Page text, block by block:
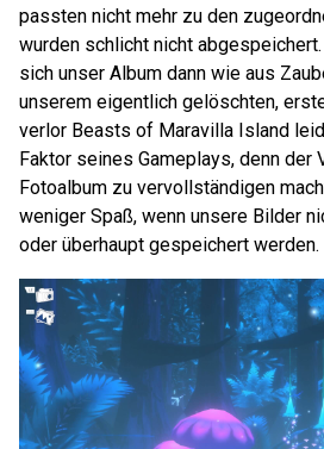
passten nicht mehr zu den
wurden schlicht nicht
sich unser Album dann wie aus
unserem eigentlich gelöschten,
verlor Beasts of Maravilla Island
Faktor seines Gameplays, denn der
Fotoalbum zu vervollständigen
weniger Spaß, wenn unsere Bilder
oder überhaupt gespeichert werden.